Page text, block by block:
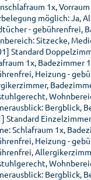
1x,
möglich: Ja,
- gebührenfrei,
Sitzecke,
Standard
1x, Badezimmer
Heizung -
Bergblick,
Standard
Schlafraum 1x,
Heizung -
Bergblick,